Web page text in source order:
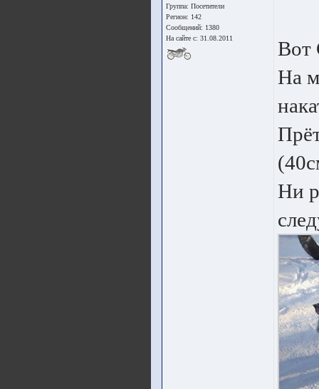
Группа: Посетители
Регион: 142
Сообщений: 1380
На сайте с: 31.08.2011
Вот
На
Ни